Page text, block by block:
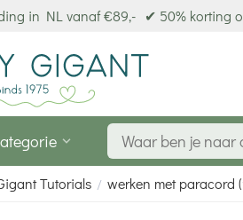
in NL vanaf €89,- ✔ 50% korting
Tutorials / werken met paracord